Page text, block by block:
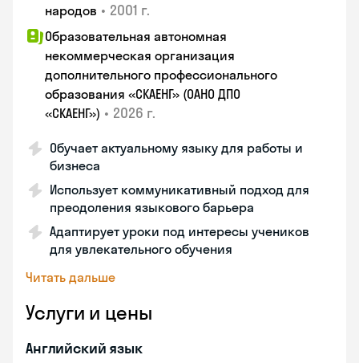
народов • 2001 г.
Образовательная автономная
некоммерческая организация
дополнительного профессионального
образования «СКАЕНГ» (ОАНО ДПО
«СКАЕНГ») • 2026 г.
Обучает актуальному языку для работы и
бизнеса
Использует коммуникативный подход для
преодоления языкового барьера
Адаптирует уроки под интересы учеников
для увлекательного обучения
Читать дальше
Услуги и цены
Английский язык